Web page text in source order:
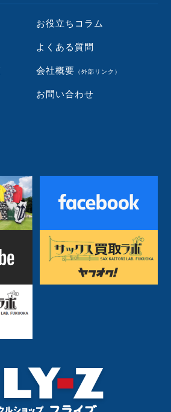
お役立ちコラム
よくある質問
会社概要 （外部リンク）
お問い合わせ